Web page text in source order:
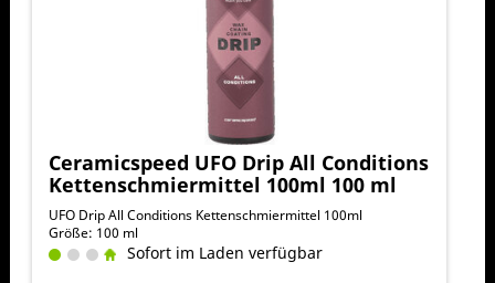
Ceramicspeed UFO Drip All Conditions
Kettenschmiermittel 100ml 100 ml
UFO Drip All Conditions Kettenschmiermittel 100ml
Größe: 100 ml
Sofort im Laden verfügbar